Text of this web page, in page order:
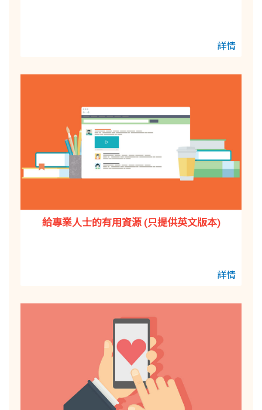
詳情
給專業人士的有用資源 (只提供英文版本)
詳情